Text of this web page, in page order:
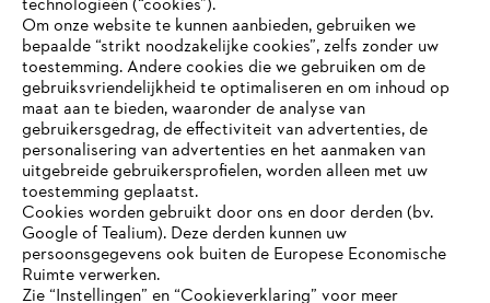
Bedrijf
STIHL FAQ
technologieën (“cookies”).
Om onze website te kunnen aanbieden, gebruiken we
bepaalde “strikt noodzakelijke cookies”, zelfs zonder uw
toestemming. Andere cookies die we gebruiken om de
gebruiksvriendelijkheid te optimaliseren en om inhoud op
maat aan te bieden, waaronder de analyse van
gebruikersgedrag, de effectiviteit van advertenties, de
personalisering van advertenties en het aanmaken van
uitgebreide gebruikersprofielen, worden alleen met uw
toestemming geplaatst.
Cookies worden gebruikt door ons en door derden (bv.
Google of Tealium). Deze derden kunnen uw
persoonsgegevens ook buiten de Europese Economische
Ruimte verwerken.
Zie “Instellingen” en “Cookieverklaring” voor meer